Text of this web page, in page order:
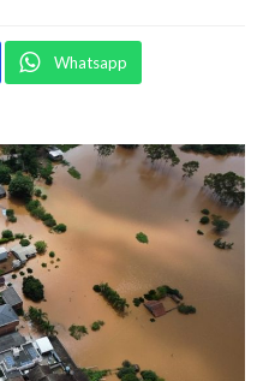
Whatsapp